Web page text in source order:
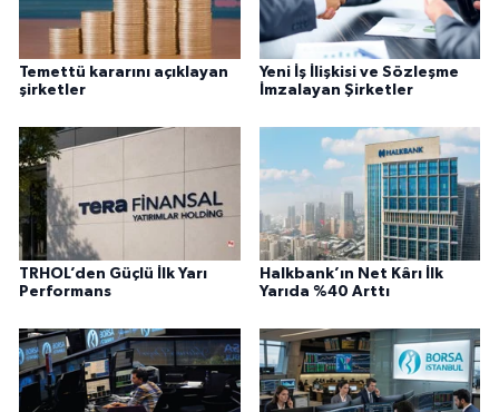
Temettü kararını açıklayan
şirketler
Yeni İş İlişkisi ve Sözleşme
İmzalayan Şirketler
TRHOL’den Güçlü İlk Yarı
Performans
Halkbank’ın Net Kârı İlk
Yarıda %40 Arttı